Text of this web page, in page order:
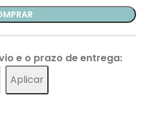
e o prazo de entrega:
Aplicar